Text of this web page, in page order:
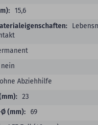
15,6
nein
ohne Abziehhilfe
23
69